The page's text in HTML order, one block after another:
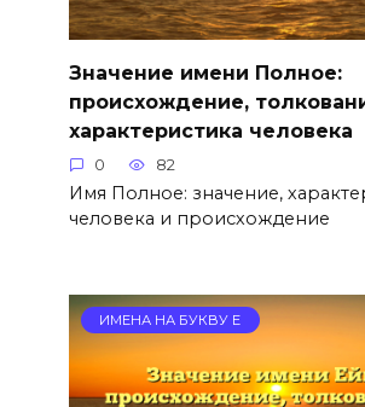
Значение имени Полное:
происхождение,
характеристика человека
0 82
Имя Полное: значение,
человека и происхождение
ИМЕНА НА БУКВУ Е